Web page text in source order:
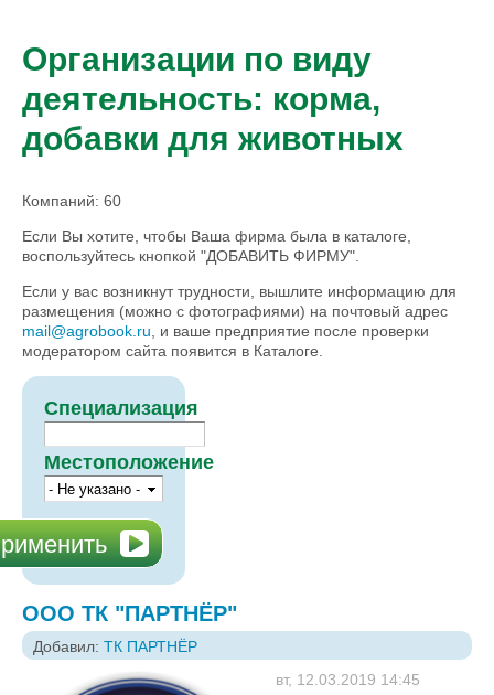
Организации по виду
деятельность: корма,
добавки для животных
Компаний: 60
Если Вы хотите, чтобы Ваша фирма была в каталоге,
воспользуйтесь кнопкой "ДОБАВИТЬ ФИРМУ".
Если у вас возникнут трудности, вышлите информацию для
размещения (можно с фотографиями) на почтовый адрес
mail@agrobook.ru , и ваше предприятие после проверки
модератором сайта появится в Каталоге.
Специализация
Местоположение
ООО ТК "ПАРТНЁР"
Добавил: ТК ПАРТНЁР
вт, 12.03.2019 14:45